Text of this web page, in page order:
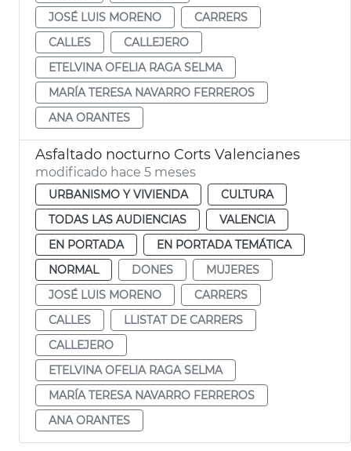
JOSÉ LUIS MORENO
CARRERS
CALLES
CALLEJERO
ETELVINA OFELIA RAGA SELMA
MARÍA TERESA NAVARRO FERREROS
ANA ORANTES
Asfaltado nocturno Corts Valencianes
modificado hace 5 meses
URBANISMO Y VIVIENDA
CULTURA
TODAS LAS AUDIENCIAS
VALENCIA
EN PORTADA
EN PORTADA TEMÁTICA
NORMAL
DONES
MUJERES
JOSÉ LUIS MORENO
CARRERS
CALLES
LLISTAT DE CARRERS
CALLEJERO
ETELVINA OFELIA RAGA SELMA
MARÍA TERESA NAVARRO FERREROS
ANA ORANTES